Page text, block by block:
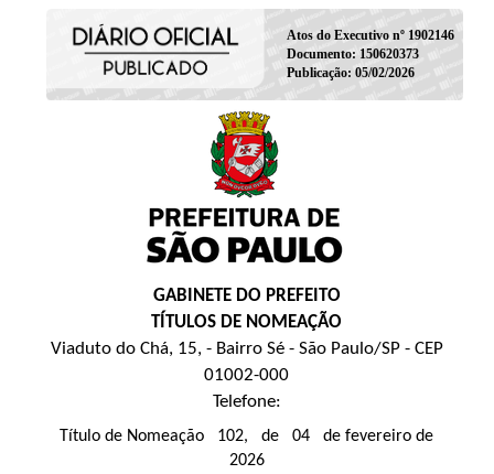
Atos do Executivo nº 1902146
Documento: 150620373
Publicação: 05/02/2026
GABINETE DO PREFEITO
TÍTULOS DE NOMEAÇÃO
Viaduto do Chá, 15, - Bairro Sé - São Paulo/SP - CEP
01002-000
Telefone:
Título de Nomeação 102, de 04 de fevereiro de
2026